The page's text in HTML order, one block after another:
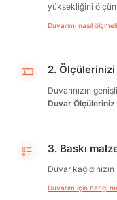
yüksekliğini
Duvarımı nasıl
2.
Duvarınızın
Duvar Ölçüleriniz
3. Baskı
Duvar
Duvarım için hangi